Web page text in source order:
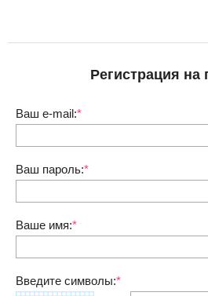
Регистрация на
Ваш e-mail:*
Ваш пароль:*
Ваше имя:*
Введите символы:*